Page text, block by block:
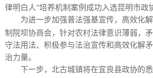
律明白人”培养机制案例成功入选昆明市政
为进一步加强普法强基宣传，高效化
制院坝协商会，针对农村法律意识薄弱，
守法用法、积极参与法治宣传和高效化解
治力量。
下一步，北古城镇将在宜良县政协的